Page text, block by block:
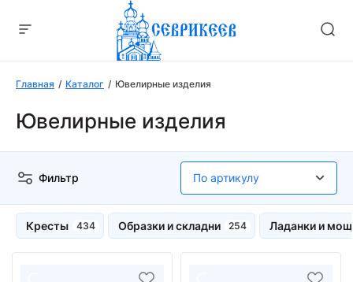
Главная Каталог Ювелирные изделия
Ювелирные изделия
Фильтр
Кресты Образки и складни Ладанки и